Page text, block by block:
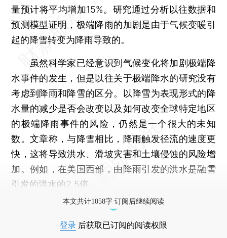
量预计将平均增加15%。研究通过分析以往数据和
预测模型证明，极端降雨的加剧是由于气候变暖引
起的降雪转变为降雨导致的。
虽然科学家已经意识到气候变化将加剧极端降
水事件的发生，但是以往关于极端降水的研究没有
考虑到降雨和降雪的区分。以降雪为表现形式的降
水量的减少是否会改变以及如何改变全球特定地区
的极端降雨事件的风险，仍然是一个很大的未知
数。文章称，与降雪相比，降雨触发径流的速度更
快，这将导致洪水、滑坡灾害和土壤侵蚀的风险增
加。例如，在美国西部，由降雨引发的洪水是融雪
引发的洪水的2.5倍。
本文共计1058字 订阅后继续阅读
登录 后获取已订阅的阅读权限